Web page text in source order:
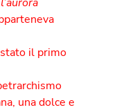
il primo
una dolce e